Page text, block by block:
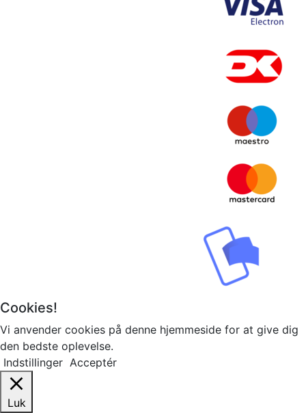
Cookies!
Vi anvender cookies på denne hjemmeside for at give dig
den bedste oplevelse.
Indstillinger Acceptér
Luk